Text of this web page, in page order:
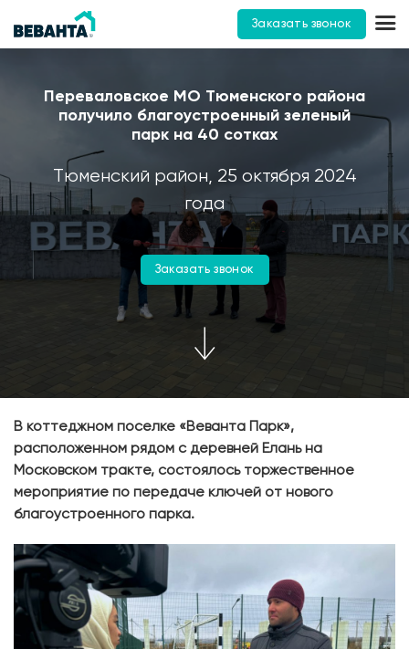
Заказать звонок
Переваловское МО Тюменского района
получило благоустроенный зеленый
парк на 40 сотках
Тюменский район, 25 октября 2024
года
Заказать звонок
В коттеджном поселке «Веванта Парк»,
расположенном рядом с деревней Елань на
Московском тракте, состоялось торжественное
мероприятие по передаче ключей от нового
благоустроенного парка.